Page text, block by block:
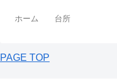
ホーム 台所
PAGE TOP